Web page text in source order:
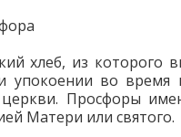
хлеб, из которого
упокоении во время
Просфоры
Матери или святого.